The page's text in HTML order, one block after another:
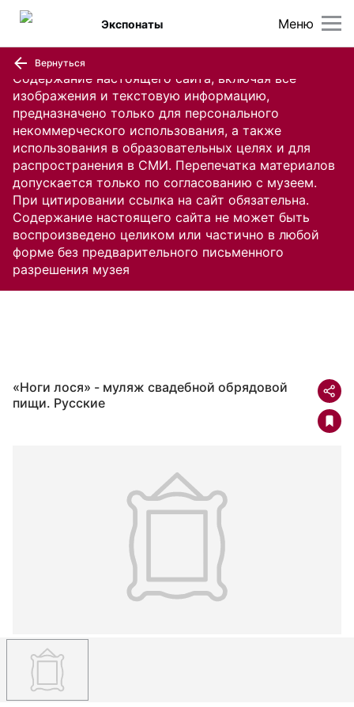
Содержание настоящего сайта, включая все
изображения и текстовую информацию,
предназначено только для персонального
некоммерческого использования, а также
использования в образовательных целях и для
распространения в СМИ. Перепечатка материалов
допускается только по согласованию с музеем.
При цитировании ссылка на сайт обязательна.
Содержание настоящего сайта не может быть
воспроизведено целиком или частично в любой
форме без предварительного письменного
разрешения музея
Меню
Экспонаты
Вернуться
«Ноги лося» - муляж свадебной обрядовой
пищи. Русские